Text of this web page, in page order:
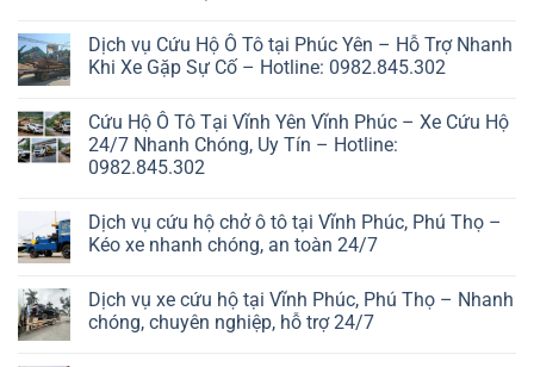
Dịch vụ Cứu Hộ Ô Tô tại Phúc Yên – Hỗ Trợ Nhanh
Khi Xe Gặp Sự Cố – Hotline: 0982.845.302
Cứu Hộ Ô Tô Tại Vĩnh Yên Vĩnh Phúc – Xe Cứu Hộ
24/7 Nhanh Chóng, Uy Tín – Hotline:
0982.845.302
Dịch vụ cứu hộ chở ô tô tại Vĩnh Phúc, Phú Thọ –
Kéo xe nhanh chóng, an toàn 24/7
Dịch vụ xe cứu hộ tại Vĩnh Phúc, Phú Thọ – Nhanh
chóng, chuyên nghiệp, hỗ trợ 24/7